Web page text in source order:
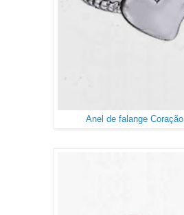
Anel de falange Coração